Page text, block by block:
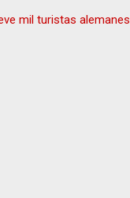
mil turistas alemanes